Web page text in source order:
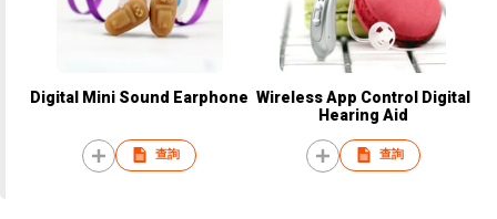
Digital Mini Sound Earphone
查詢
Wireless App Control Digital
Hearing Aid
查詢